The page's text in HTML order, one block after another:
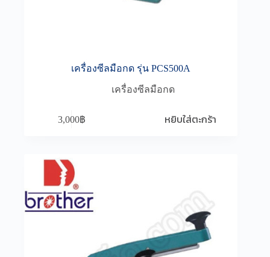
เครื่องซีลมือกด รุ่น PCS500A
เครื่องซีลมือกด
3,000฿ หยิบใส่ตะกร้า